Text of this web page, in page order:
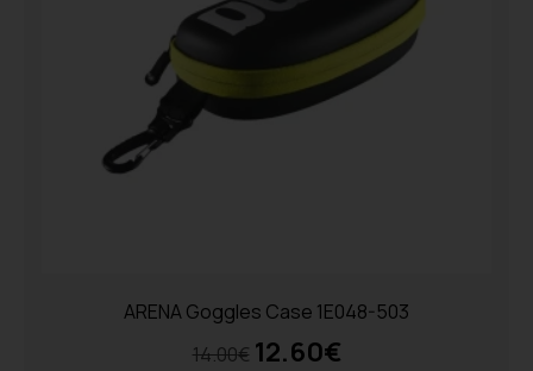
ARENA Goggles Case 1E048-503
14.00€ 12.60€